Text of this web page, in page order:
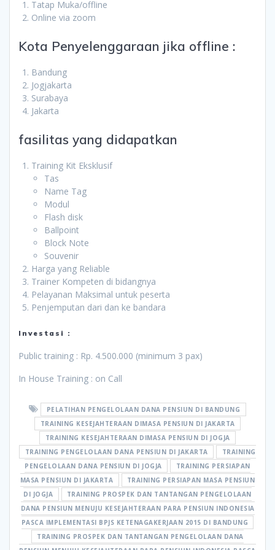
Tatap Muka/offline
Online via zoom
Kota Penyelenggaraan jika offline :
Bandung
Jogjakarta
Surabaya
Jakarta
fasilitas yang didapatkan
Training Kit Eksklusif
Tas
Name Tag
Modul
Flash disk
Ballpoint
Block Note
Souvenir
Harga yang Reliable
Trainer Kompeten di bidangnya
Pelayanan Maksimal untuk peserta
Penjemputan dari dan ke bandara
Investasi :
Public training : Rp. 4.500.000 (minimum 3 pax)
In House Training : on Call
PELATIHAN PENGELOLAAN DANA PENSIUN DI BANDUNG
TRAINING KESEJAHTERAAN DIMASA PENSIUN DI JAKARTA
TRAINING KESEJAHTERAAN DIMASA PENSIUN DI JOGJA
TRAINING PENGELOLAAN DANA PENSIUN DI JAKARTA
TRAINING
PENGELOLAAN DANA PENSIUN DI JOGJA
TRAINING PERSIAPAN
MASA PENSIUN DI JAKARTA
TRAINING PERSIAPAN MASA PENSIUN
DI JOGJA
TRAINING PROSPEK DAN TANTANGAN PENGELOLAAN
DANA PENSIUN MENUJU KESEJAHTERAAN PARA PENSIUN INDONESIA
PASCA IMPLEMENTASI BPJS KETENAGAKERJAAN 2015 DI BANDUNG
TRAINING PROSPEK DAN TANTANGAN PENGELOLAAN DANA